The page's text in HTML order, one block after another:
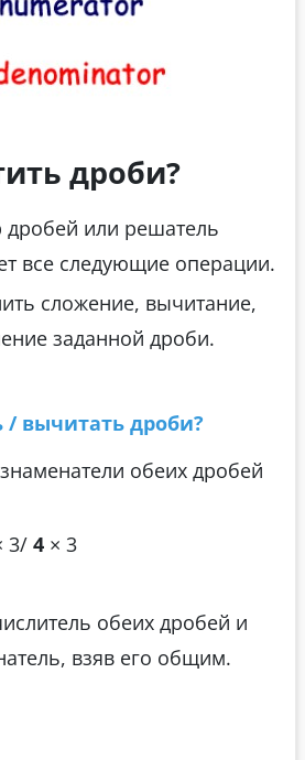
дроби?
дробей или решатель
все следующие операции.
сложение, вычитание,
заданной дроби.
/ вычитать дроби?
обеих дробей
3/ 4 × 3
обеих дробей и
взяв его общим.